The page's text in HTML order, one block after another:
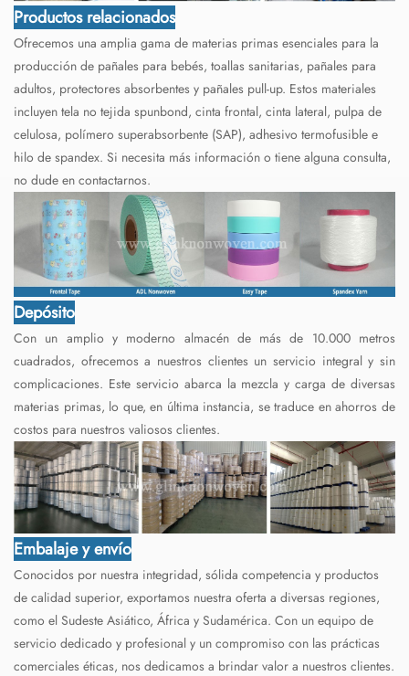
Productos relacionados
Ofrecemos una amplia gama de materias primas esenciales para la
producción de pañales para bebés, toallas sanitarias, pañales para
adultos, protectores absorbentes y pañales pull-up. Estos materiales
incluyen tela no tejida spunbond, cinta frontal, cinta lateral, pulpa de
celulosa, polímero superabsorbente (SAP), adhesivo termofusible e
hilo de spandex. Si necesita más información o tiene alguna consulta,
no dude en contactarnos.
Depósito
Con un amplio y moderno almacén de más de 10.000 metros
cuadrados, ofrecemos a nuestros clientes un servicio integral y sin
complicaciones. Este servicio abarca la mezcla y carga de diversas
materias primas, lo que, en última instancia, se traduce en ahorros de
costos para nuestros valiosos clientes.
Embalaje y envío
Conocidos por nuestra integridad, sólida competencia y productos
de calidad superior, exportamos nuestra oferta a diversas regiones,
como el Sudeste Asiático, África y Sudamérica. Con un equipo de
servicio dedicado y profesional y un compromiso con las prácticas
comerciales éticas, nos dedicamos a brindar valor a nuestros clientes.